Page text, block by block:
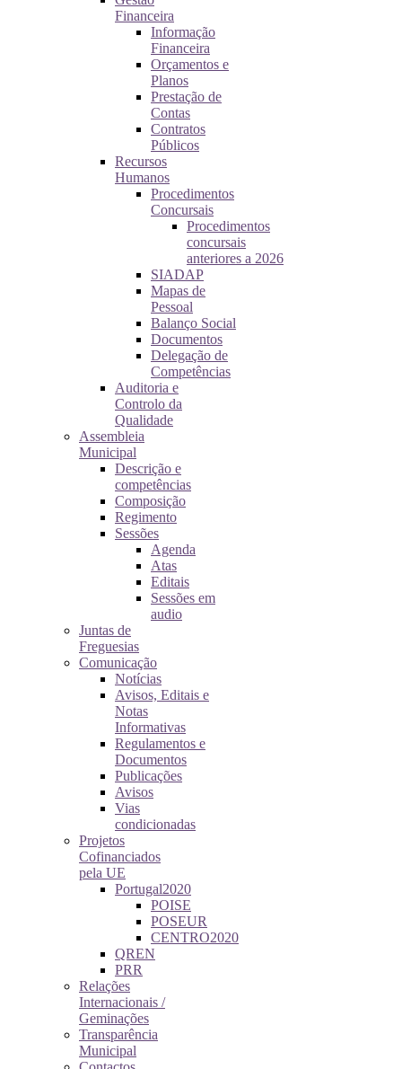
Financeira
Informação
Financeira
Orçamentos e
Planos
Prestação de
Contas
Contratos
Públicos
Recursos
Humanos
Procedimentos
Concursais
Procedimentos
concursais
anteriores a 2026
SIADAP
Mapas de
Pessoal
Balanço Social
Documentos
Delegação de
Competências
Auditoria e
Controlo da
Qualidade
Assembleia
Municipal
Descrição e
competências
Composição
Regimento
Sessões
Agenda
Atas
Editais
Sessões em
audio
Juntas de
Freguesias
Comunicação
Notícias
Avisos, Editais e
Notas
Informativas
Regulamentos e
Documentos
Publicações
Avisos
Vias
condicionadas
Projetos
Cofinanciados
pela UE
Portugal2020
POISE
POSEUR
CENTRO2020
QREN
PRR
Relações
Internacionais /
Geminações
Transparência
Municipal